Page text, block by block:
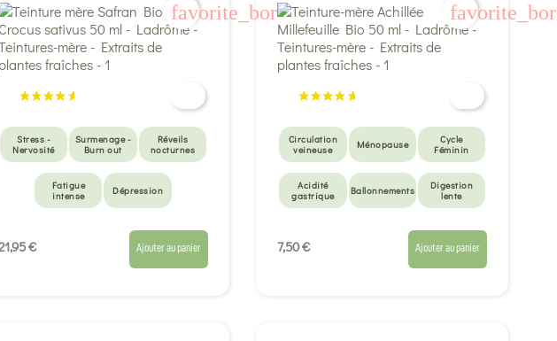
Stress -
Nervosité
Surmenage -
Burn out
Réveils
nocturnes
Fatigue
intense
Dépression
€ Ajouter au panier
favorite_border
Circulation
veineuse
Ménopause
Cycle
Féminin
Acidité
gastrique
Ballonnements
Digestion
lente
7,50 € Ajouter au panier